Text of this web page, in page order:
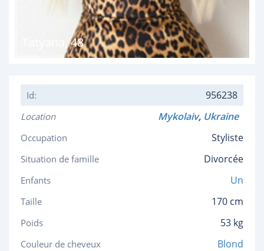
,48
Id: 956238
Location Mykolaiv, Ukraine
Occupation Styliste
Situation de famille Divorcée
Enfants Un
Taille 170 cm
Poids 53 kg
Couleur de cheveux Blond